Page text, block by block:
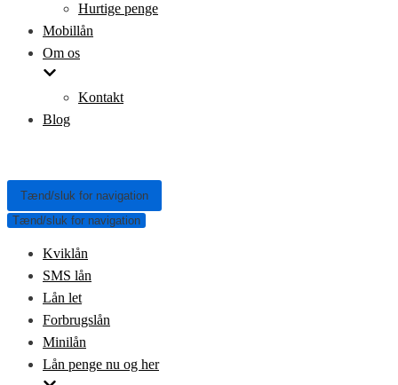
Hurtige penge
Mobillån
Om os
Kontakt
Blog
Tænd/sluk for navigation
Tænd/sluk for navigation
Kviklån
SMS lån
Lån let
Forbrugslån
Minilån
Lån penge nu og her